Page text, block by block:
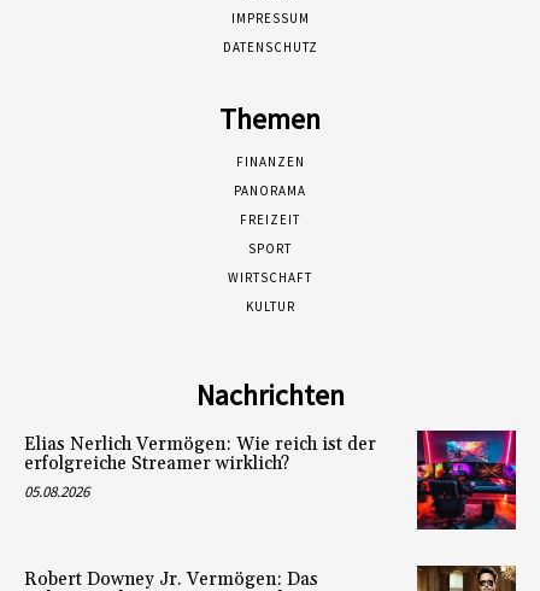
IMPRESSUM
DATENSCHUTZ
Themen
FINANZEN
PANORAMA
FREIZEIT
SPORT
WIRTSCHAFT
KULTUR
Nachrichten
Elias Nerlich Vermögen: Wie reich ist der
erfolgreiche Streamer wirklich?
05.08.2026
Robert Downey Jr. Vermögen: Das